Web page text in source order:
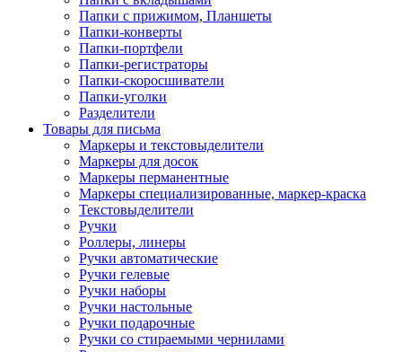
Папки с прижимом, Планшеты
Папки-конверты
Папки-портфели
Папки-регистраторы
Папки-скоросшиватели
Папки-уголки
Разделители
Товары для письма
Маркеры и текстовыделители
Маркеры для досок
Маркеры перманентные
Маркеры специализированные, маркер-краска
Текстовыделители
Ручки
Роллеры, линеры
Ручки автоматические
Ручки гелевые
Ручки наборы
Ручки настольные
Ручки подарочные
Ручки со стираемыми чернилами